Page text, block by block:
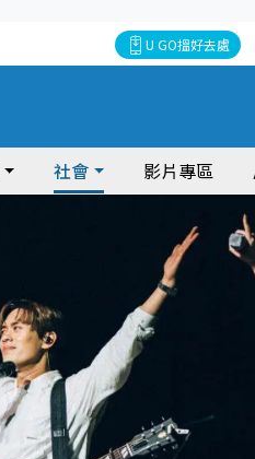
U GO搵好去處
社會 影片專區